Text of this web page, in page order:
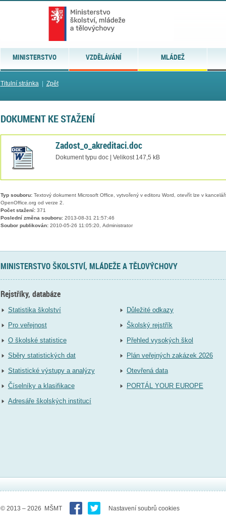
MINISTERSTVO VZDĚLÁVÁNÍ MLÁDEŽ
Titulní stránka| Zpět
DOKUMENT KE STAŽENÍ
Zadost_o_akreditaci.doc
Dokument typu doc | Velikost 147,5 kB
Typ souboru:Textový dokument Microsoft Office, vytvořený v editoru Word, otevřít lze v
OpenOffice.org od verze 2.
Počet stažení:371
Poslední změna souboru:2013-08-31 21:57:46
Soubor publikován:2010-05-26 11:05:20, Administrator
MINISTERSTVO ŠKOLSTVÍ, MLÁDEŽE A TĚLOVÝCHOVY
Rejstříky, databáze
Statistika školství
Pro veřejnost
O školské statistice
Sběry statistických dat
Statistické výstupy a analýzy
Číselníky a klasifikace
Adresáře školských institucí
Důležité odkazy
Školský rejstřík
Přehled vysokých škol
Plán veřejných zakázek 2026
Otevřená data
PORTÁL YOUR EUROPE
© 2013 – 2026 MŠMT Nastavení soubrů cookies